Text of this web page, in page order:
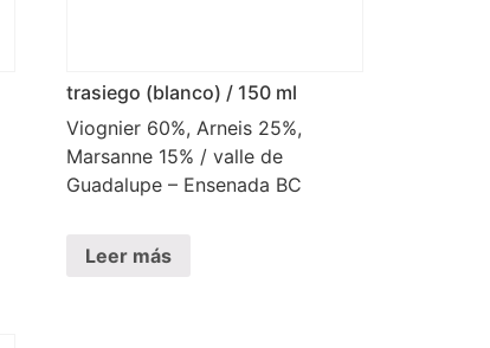
trasiego (blanco) / 150 ml
Viognier 60%, Arneis 25%,
Marsanne 15% / valle de
Guadalupe – Ensenada BC
Leer más